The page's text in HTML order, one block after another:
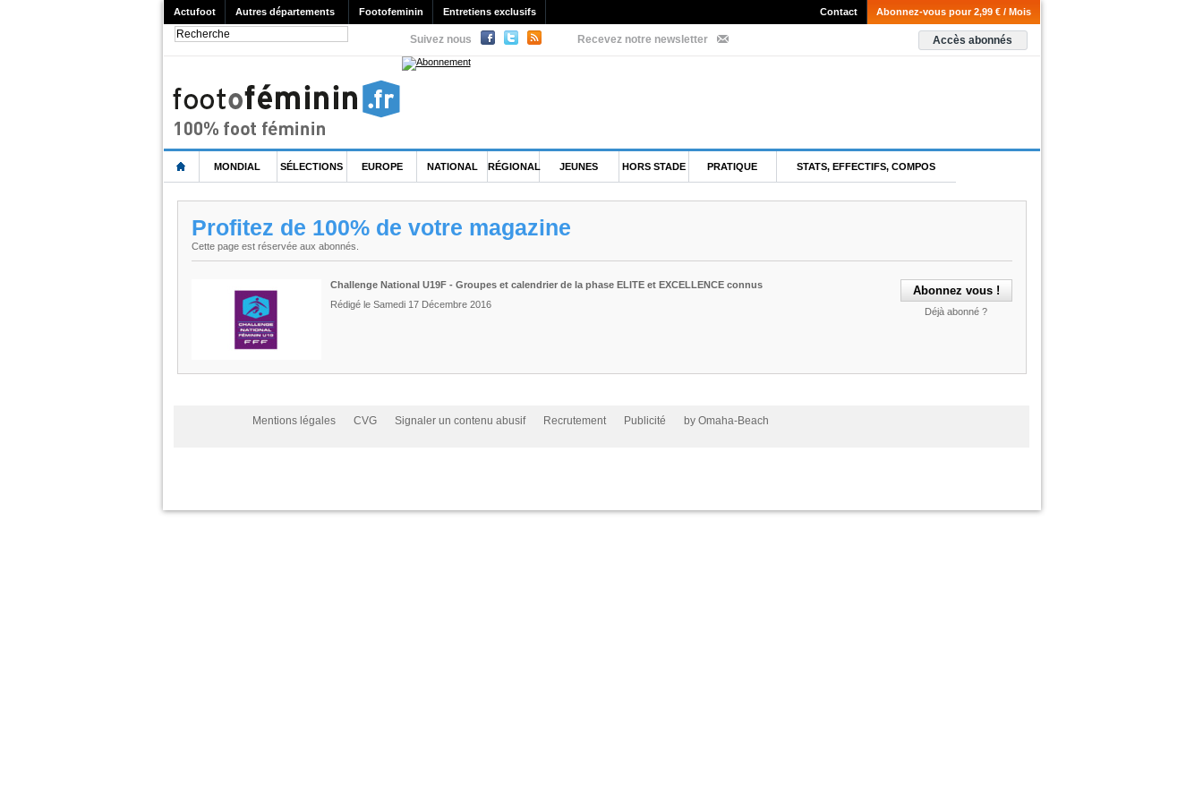
Actufoot Autres départements Footofeminin Entretiens exclusifs Abonnez-vous pour 2,99 € / Mois
Contact
Suivez nous Recevez notre newsletter Accès abonnés
MONDIAL SÉLECTIONS EUROPE NATIONAL RÉGIONAL JEUNES HORS STADE PRATIQUE STATS, EFFECTIFS, COMPOS
Profitez de 100% de votre magazine
Cette page est réservée aux abonnés.
Déjà abonné ?
Challenge National U19F - Groupes et calendrier de la phase ELITE et EXCELLENCE connus
Rédigé le Samedi 17 Décembre 2016
Mentions légales CVG Signaler un contenu abusif Recrutement Publicité by Omaha-Beach